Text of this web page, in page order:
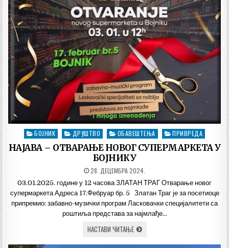
Posted
in
БОЈНИК ДРУШТВО ОБАВЕШТЕЊА ПРИВРЕДА
НАЈАВА – ОТВАРАЊЕ НОВОГ СУПЕРМАРКЕТА У
БОЈНИКУ
ДАТУМ
ОБЈАВЉИВАЊА:
28. ДЕЦЕМБРА 2024.
03.01.2025. године у 12 часова ЗЛАТАН ТРАГ Отварање новог
супермаркета Адреса 17.Фебруар бр. 5 Златан Траг је за посетиоце
припремио: забавно-музички програм Ласковачки специјалитети са
роштиља представа за најмлађе…
НАСТАВИ ЧИТАЊЕНАЈАВА
–